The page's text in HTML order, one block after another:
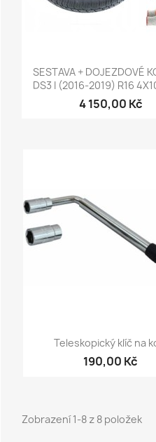
Rychlý
SESTAVA + DOJEZDOVÉ
DS3 I (2016-2019) R16
4 150,00 Kč
Rychlý
Teleskopický klíč na
190,00 Kč
Zobrazení 1-8 z 8 položek